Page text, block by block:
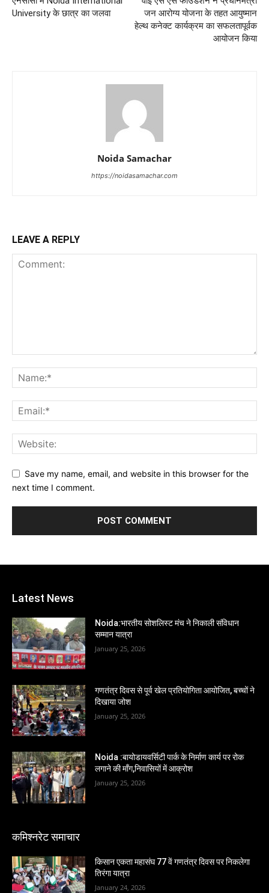
University के छात्र का जलवा
जन आरोग्य योजना के तहत आयुष्मान
हेल्थ कनेक्ट कार्यक्रम का सफलतापूर्वक
आयोजन किया
Noida Samachar
https://noidasamachar.com
LEAVE A REPLY
Save my name, email, and website in this browser for the
next time I comment.
Latest News
Noida:भारतीय सोशलिस्ट मंच ने निकाली संविधान
सम्मान यात्रा
January 25, 2026
गणतंत्र दिवस से पूर्व खेल प्रतियोगिता आयोजित, बच्चों ने
दिखाया जोश
January 25, 2026
Noida :बायोडायवर्सिटी पार्क के निर्माण कार्य पर रोक
लगाने की माँग,निवासियों में आक्रोश
January 25, 2026
कमिश्नरेट समाचार
किसान एकता महासंघ 77 वें गणतंत्र दिवस पर निकलेगा
तिरंगा यात्रा
January 24, 2026